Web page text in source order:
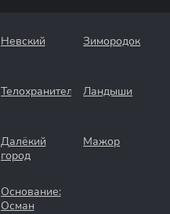
Невский Зимородок
Телохранители Ландыши
Далёкий
город
Мажор
Основание:
Осман